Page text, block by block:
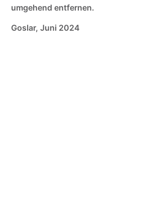
umgehend entfernen.
Goslar, Juni 2024